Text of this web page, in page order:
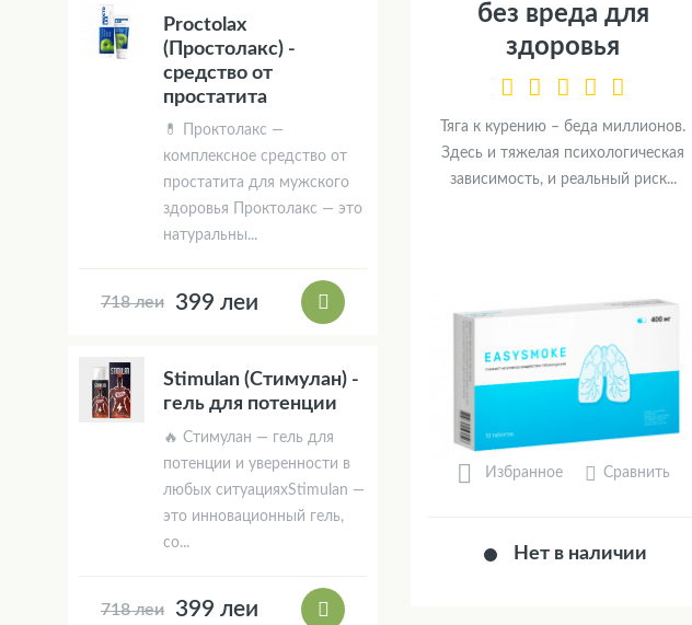
без вреда для
здоровья
Тяга к курению – беда миллионов.
Здесь и тяжелая психологическая
зависимость, и реальный риск...
Избранное Сравнить
Нет в наличии
Proctolax
(Простолакс) -
средство от
простатита
💊 Проктолакс —
комплексное средство от
простатита для мужского
здоровья Проктолакс — это
натуральны...
718 леи 399 леи
Stimulan (Стимулан) -
гель для потенции
🔥 Стимулан — гель для
потенции и уверенности в
любых ситуацияхStimulan —
это инновационный гель,
со...
718 леи 399 леи